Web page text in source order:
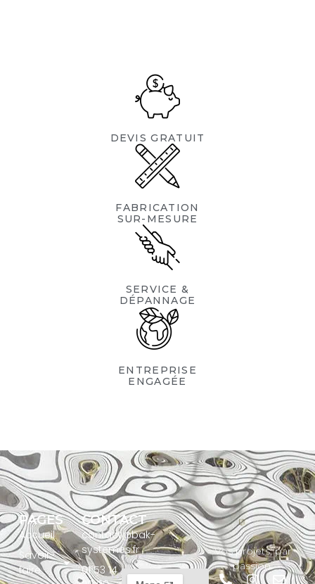
DEVIS GRATUIT
FABRICATION
SUR-MESURE
SERVICE &
DÉPANNAGE
ENTREPRISE
ENGAGÉE
Vos projets, par
passion.
PAGES
Accueil
Savoir-
faire
CONTACT
contact@bak-
systemes.fr
01 53 14